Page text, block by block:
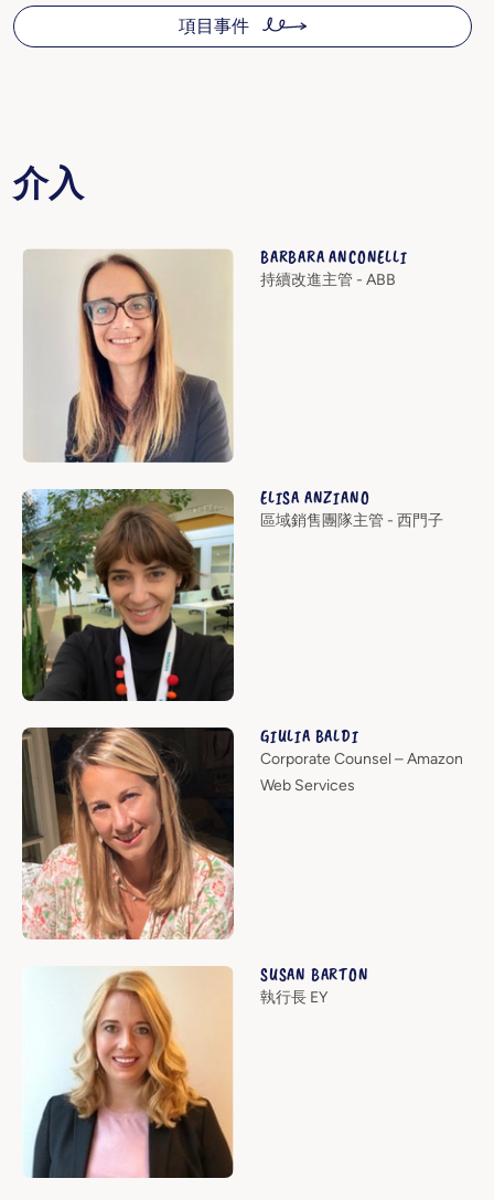
項目事件
介入
BARBARA ANCONELLI
持續改進主管 - ABB
ELISA ANZIANO
區域銷售團隊主管 - 西門子
GIULIA BALDI
Corporate Counsel – Amazon
Web Services
SUSAN BARTON
執行長 EY